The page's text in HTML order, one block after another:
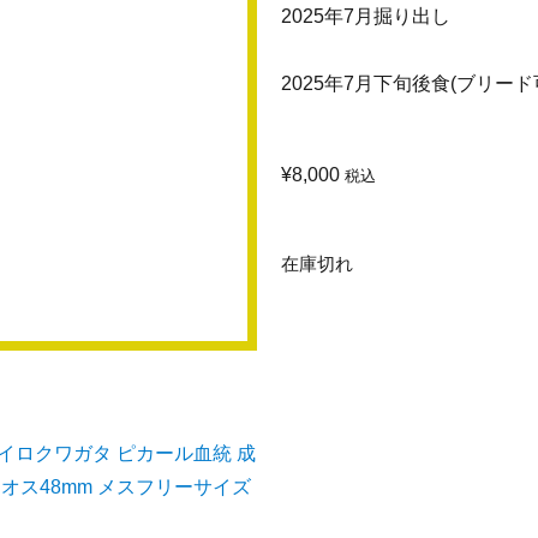
2025年7月掘り出し
2025年7月下旬後食(ブリード
¥8,000 税込
在庫切れ